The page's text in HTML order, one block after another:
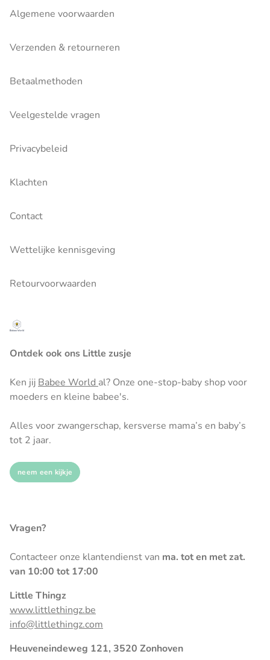
Algemene voorwaarden
Verzenden & retourneren
Betaalmethoden
Veelgestelde vragen
Privacybeleid
Klachten
Contact
Wettelijke kennisgeving
Retourvoorwaarden
Ontdek ook ons Little zusje
Ken jij Babee World al? Onze one-stop-baby shop voor
moeders en kleine babee's.
Alles voor zwangerschap, kersverse mama’s en baby’s
tot 2 jaar.
neem een kijkje
Vragen?
Contacteer onze klantendienst van ma. tot en met zat.
van 10:00 tot 17:00
Little Thingz
www.littlethingz.be
info@littlethingz.com
Heuveneindeweg 121, 3520 Zonhoven